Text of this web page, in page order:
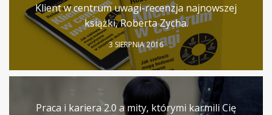
Klient w centrum uwagi-recenzja najnowszej
książki, Roberta Zycha.
3 SIERPNIA 2016
Praca i kariera 2.0 a mity, którymi karmili Cię